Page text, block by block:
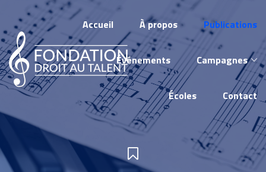
Accueil À propos Publications
Événements Campagnes
Écoles Contact